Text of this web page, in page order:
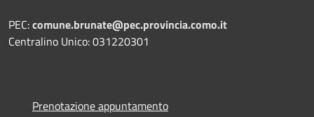
PEC:comune.brunate@pec.provincia.como.it
Centralino Unico: 031220301
Prenotazione appuntamento